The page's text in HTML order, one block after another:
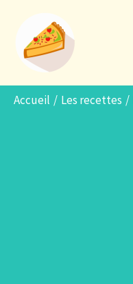
contenu
Accueil Les recettes